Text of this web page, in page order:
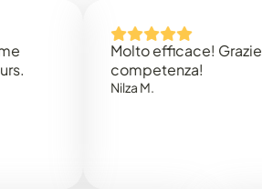
Molto efficace! Grazie per la
competenza!
Nilza M.